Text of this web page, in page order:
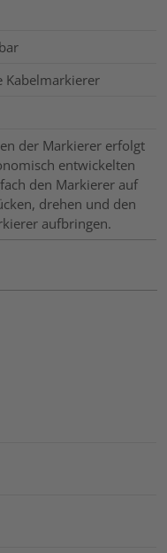
Kabelmarkierer
der Markierer erfolgt
entwickelten
den Markierer auf
drehen und den
aufbringen.